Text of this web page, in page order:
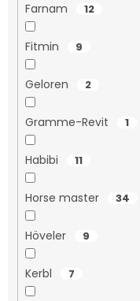
Farnam 12
Fitmin 9
Geloren 2
Gramme-Revit 1
Habibi 11
Horse master 34
Höveler 9
Kerbl 7